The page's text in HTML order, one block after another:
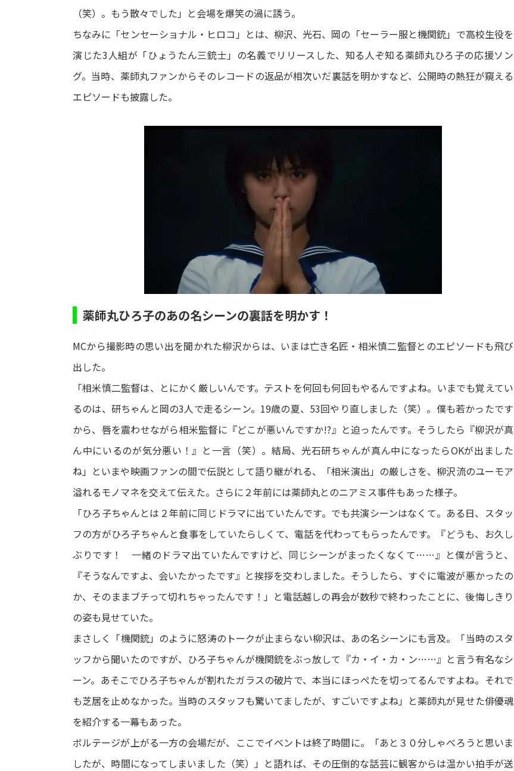
（笑）。もう散々でした」と会場を爆笑の渦に誘う。
ちなみに「センセーショナル・ヒロコ」とは、柳沢、光石、岡の「セーラー服と機関銃」で高校生役を
演じた3人組が「ひょうたん三銃士」の名義でリリースした、知る人ぞ知る薬師丸ひろ子の応援ソン
グ。当時、薬師丸ファンからそのレコードの返品が相次いだ裏話を明かすなど、公開時の熱狂が窺える
エピソードも披露した。
薬師丸ひろ子のあの名シーンの裏話を明かす！
MCから撮影時の思い出を聞かれた柳沢からは、いまは亡き名匠・相米慎二監督とのエピソードも飛び
出した。
「相米慎二監督は、とにかく厳しいんです。テストを何回も何回もやるんですよね。いまでも覚えてい
るのは、研ちゃんと岡の3人で走るシーン。19歳の夏、53回やり直しました（笑）。僕も若かったです
から、唇を震わせながら相米監督に『どこが悪いんですか!?』と迫ったんです。そうしたら『柳沢が真
ん中にいるのが気分悪い！』と一言（笑）。結局、光石研ちゃんが真ん中になったらOKが出ました
ね」といまや映画ファンの間で伝説として語り継がれる、「相米演出」の厳しさを、柳沢流のユーモア
溢れるモノマネを交えて伝えた。さらに２年前には薬師丸とのニアミス事件もあった様子。
「ひろ子ちゃんとは２年前に同じドラマに出ていたんです。でも共演シーンはなくて。ある日、スタッ
フの方がひろ子ちゃんと食事をしていたらしくて、電話を代わってもらったんです。『どうも、お久し
ぶりです！ 一緒のドラマ出ていたんですけど、同じシーンがまったくなくて……』と僕が言うと、
『そうなんですよ、会いたかったです』と挨拶を交わしました。そうしたら、すぐに電波が悪かったの
か、そのままブチって切れちゃったんです！」と電話越しの再会が数秒で終わったことに、後悔しきり
の姿も見せていた。
まさしく「機関銃」のように怒涛のトークが止まらない柳沢は、あの名シーンにも言及。「当時のスタ
ッフから聞いたのですが、ひろ子ちゃんが機関銃をぶっ放して『カ・イ・カ・ン……』と言う有名なシ
ーン。あそこでひろ子ちゃんが割れたガラスの破片で、本当にほっぺたを切ってるんですよね。それで
も芝居を止めなかった。当時のスタッフも驚いてましたが、すごいですよね」と薬師丸が見せた俳優魂
を紹介する一幕もあった。
ボルテージが上がる一方の会場だが、ここでイベントは終了時間に。「あと３０分しゃべろうと思いま
したが、時間になってしまいました（笑）」と語れば、その圧倒的な話芸に観客からは温かい拍手が送